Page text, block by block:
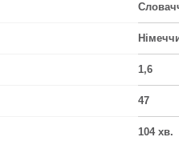
1,6
47
104 хв.